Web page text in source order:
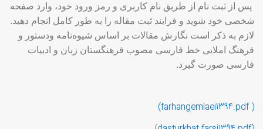
پس از ثبت نام از طریق نام کاربری و رمز ورود خود، وارد صفحه
شخصی خود شوید و فرایند ثبت مقاله را به طور کامل انجام دهید.
لازم به ذکر است نگارش مقالات بر اساس شیوه‌نامه ودستور و
فرهنگ املایی خط فارسی مصوب فرهنگستان زبان و ادبیات
فارسی صورت گیرد.
( farhangemlaei1394.pdf)